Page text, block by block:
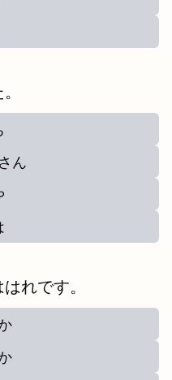
ん
れです。